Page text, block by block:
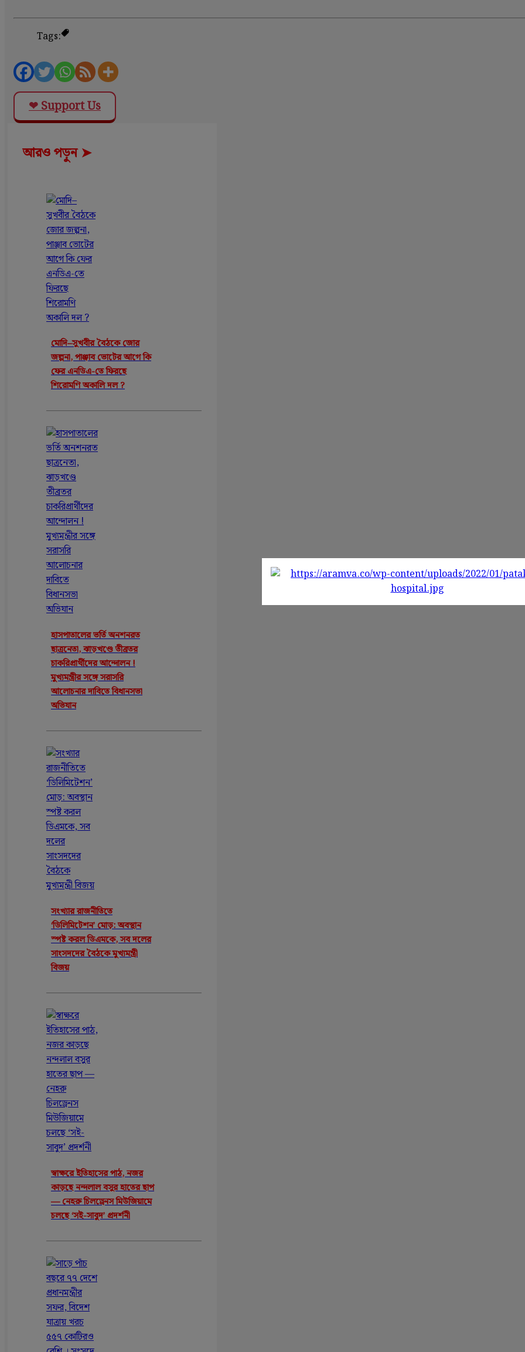
Tags:
❤ Support Us
আরও পড়ুন ➤
মোদি–সুখবীর বৈঠকে জোর
জল্পনা, পাঞ্জাব ভোটের আগে কি
ফের এনডিএ-তে ফিরছে
শিরোমণি অকালি দল ?
হাসপাতালের ভর্তি অনশনরত
ছাত্রনেতা, ঝাড়খণ্ডে তীব্রতর
চাকরিপ্রার্থীদের আন্দোলন !
মুখ্যমন্ত্রীর সঙ্গে সরাসরি
আলোচনার দাবিতে বিধানসভা
অভিযান
সংখ্যার রাজনীতিতে
‘ডিলিমিটেশন’ মোড়: অবস্থান
স্পষ্ট করল ডিএমকে, সব দলের
সাংসদদের বৈঠকে মুখ্যমন্ত্রী
বিজয়
স্বাক্ষরে ইতিহাসের পাঠ, নজর
কাড়ছে নন্দলাল বসুর হাতের ছাপ
— নেহরু চিলড্রেনস মিউজিয়ামে
চলছে ‘সই-সাবুদ’ প্রদর্শনী